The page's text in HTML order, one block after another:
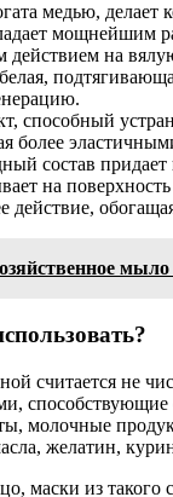
медью, делает
мощнейшим
действием на
способный
более
состав придает
на
действие,
считается не
молочные
желатин,
маски из такого